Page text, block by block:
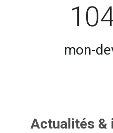
mon-
Actualités &